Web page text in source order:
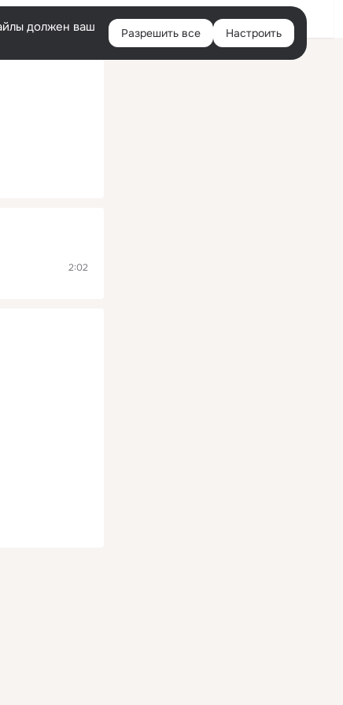
Войти
должен ваш
Разрешить все Настроить
2:02